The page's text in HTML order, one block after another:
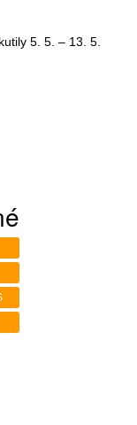
5. 5. – 13. 5.